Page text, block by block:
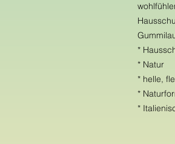
*
* Natur
* helle,
*
*